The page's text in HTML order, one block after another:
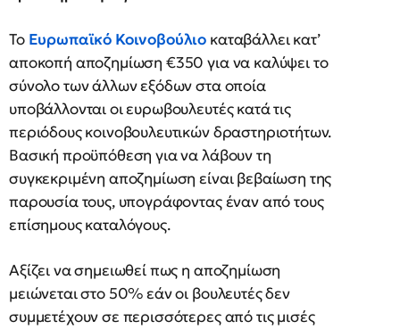
Το Ευρωπαϊκό Κοινοβούλιο καταβάλλει κατ’
αποκοπή αποζημίωση €350 για να καλύψει το
σύνολο των άλλων εξόδων στα οποία
υποβάλλονται οι ευρωβουλευτές κατά τις
περιόδους κοινοβουλευτικών δραστηριοτήτων.
Βασική προϋπόθεση για να λάβουν τη
συγκεκριμένη αποζημίωση είναι βεβαίωση της
παρουσία τους, υπογράφοντας έναν από τους
επίσημους καταλόγους.
Αξίζει να σημειωθεί πως η αποζημίωση
μειώνεται στο 50% εάν οι βουλευτές δεν
συμμετέχουν σε περισσότερες από τις μισές